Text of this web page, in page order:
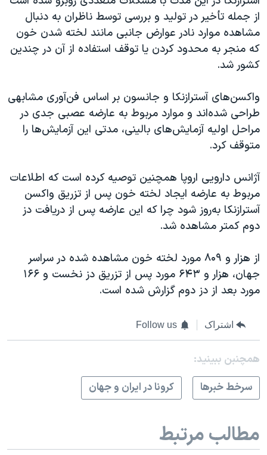
از جمله تأخیر در تولید و بررسی توسط ناظران به دنبال
مشاهده موارد نادر عوارض جانبی مانند لخته شدن خون
که منجر به محدود کردن یا توقف استفاده از آن در چندین
کشور شد.
واکسن‌های آسترازنکا و جانسون بر اساس فن‌آوری مشابهی
طراحی شده‌اند و موارد مربوط به عارضه عصبی جدی در
مراحل اولیه آزمایش‌های بالینی، مدتی این آزمایش‌ها را
متوقف کرد.
آژانس دارویی اروپا همچنین توصیه کرده است که اطلاعات
مربوط به عارضه ایجاد لخته خون پس از تزریق واکسن
آسترازنکا به‌روز شود چرا که این عارضه پس از دریافت دز
دوم کمتر مشاهده شد.
از هزار و ۸۰۹ مورد لخته خون مشاهده شده در سراسر
جهان، هزار و ۶۴۳ مورد پس از تزریق دز نخست و ۱۶۶
مورد بعد از دز دوم گزارش شده است.
اشتراک Follow us
همچنبن ببینید:
سرخط خبرها
کرونا در ایران و جهان
مطالب مرتبط